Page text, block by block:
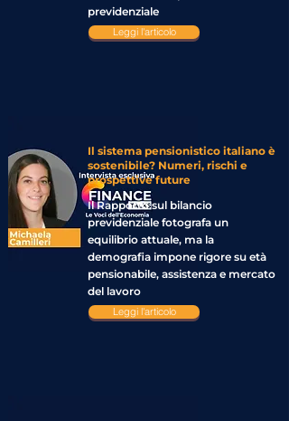
previdenziale
Leggi l'articolo
Il sistema pensionistico italiano è
sostenibile? Numeri, rischi e
prospettive future
Il Rapporto sul bilancio
previdenziale fotografa un
equilibrio attuale, ma la
demografia impone rigore su età
pensionabile, assistenza e mercato
del lavoro
Leggi l'articolo